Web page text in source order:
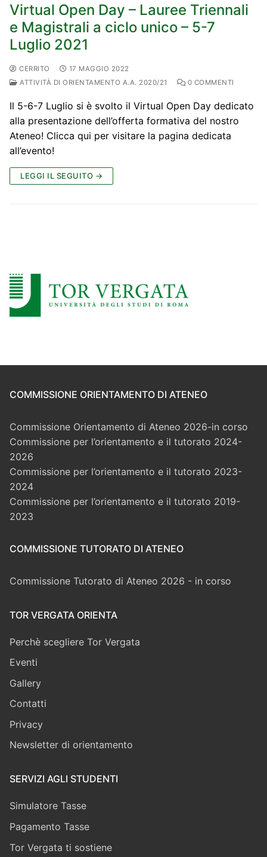
Virtual Open Day – Lauree Triennali
e Magistrali a ciclo unico – 5-7
Luglio 2021
CERRITO
17 MAGGIO 2022
ATTIVITÀ DI ORIENTAMENTO A.A. 2020/21
0 COMMENTI
Il 5-6-7 Luglio si è svolto il Virtual Open Day dedicato
alla presentazione dell’offerta formativa del nostro
Ateneo! Clicca qui per visitare la pagina dedicata
all’evento!
LEGGI IL SEGUITO →
COMMISSIONE ORIENTAMENTO DI ATENEO
Commissione Orientamento di Ateneo 2026-in corso
Commissione per l’orientamento e il tutorato 2024-
2026
Commissione per l’orientamento e il tutorato 2023-
2024
Commissione per l’orientamento e il tutorato 2019-
2023
COMMISSIONE TUTORATO DI ATENEO
Commissione Tutorato di Ateneo 2026 - in corso
TOR VERGATA ORIENTA
Perchè scegliere Tor Vergata
Eventi
Gallery
Contatti
Privacy
Newsletter di orientamento
SERVIZI AGLI STUDENTI
Simulatore Tasse
Pagamento Tasse
Tor Vergata ti sostiene